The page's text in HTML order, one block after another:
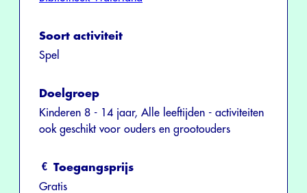
Soort activiteit
Spel
Doelgroep
Kinderen 8 - 14 jaar, Alle leeftijden - activiteiten
ook geschikt voor ouders en grootouders
Toegangsprijs
Gratis